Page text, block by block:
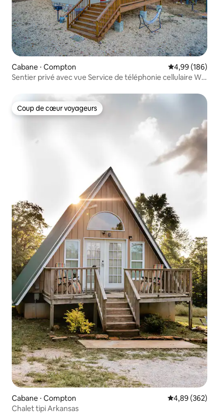
Cabane ⋅ Compton Évaluation
4,99 (186)
Sentier privé avec vue Service de téléphonie cellulaire Wi-
Coup de cœur voyageurs
Coup de cœur voyageurs
Cabane ⋅ Compton Évaluation
4,89 (362)
Chalet tipi Arkansas